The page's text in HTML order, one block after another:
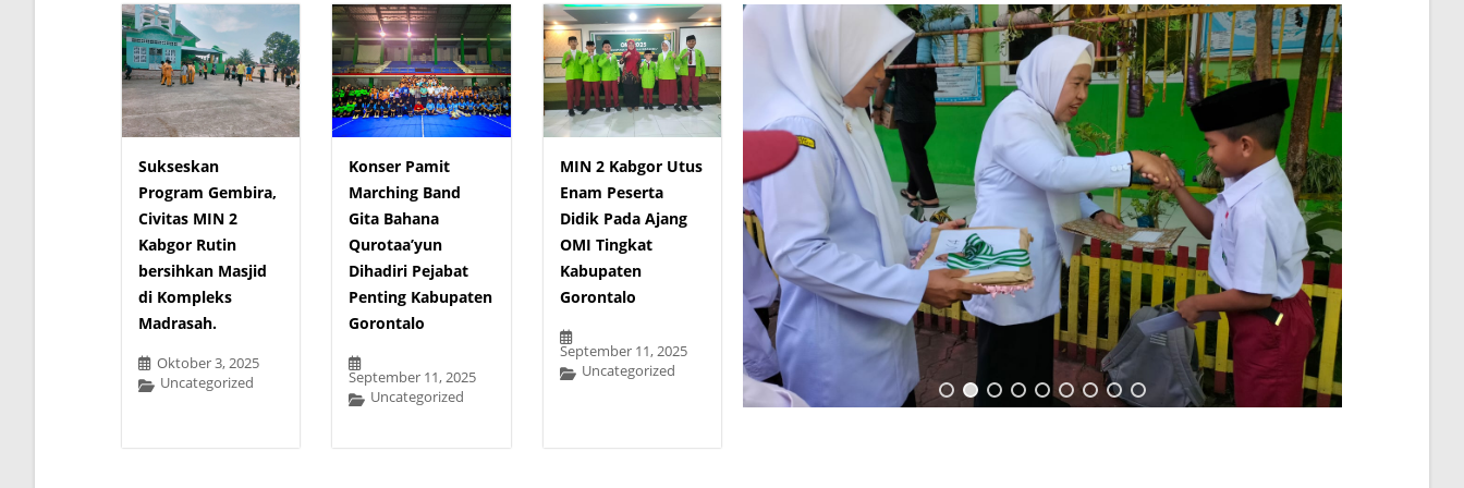
Sukseskan
Program Gembira,
Civitas MIN 2
Kabgor Rutin
bersihkan Masjid
di Kompleks
Madrasah.
Oktober 3, 2025
Uncategorized
Konser Pamit
Marching Band
Gita Bahana
Qurotaa’yun
Dihadiri Pejabat
Penting Kabupaten
Gorontalo
September 11, 2025
Uncategorized
MIN 2 Kabgor Utus
Enam Peserta
Didik Pada Ajang
OMI Tingkat
Kabupaten
Gorontalo
September 11, 2025
Uncategorized